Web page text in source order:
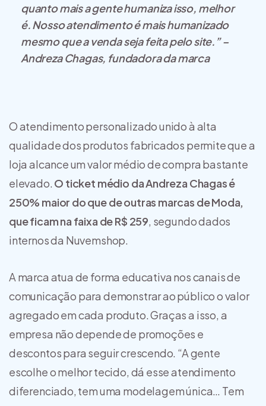
quanto mais a gente humaniza isso, melhor
é. Nosso atendimento é mais humanizado
mesmo que a venda seja feita pelo site.” –
Andreza Chagas, fundadora da marca
O atendimento personalizado unido à alta
qualidade dos produtos fabricados permite que a
loja alcance um valor médio de compra bastante
elevado. O ticket médio da Andreza Chagas é
250% maior do que de outras marcas de Moda,
que ficam na faixa de R$ 259, segundo dados
internos da Nuvemshop.
A marca atua de forma educativa nos canais de
comunicação para demonstrar ao público o valor
agregado em cada produto. Graças a isso, a
empresa não depende de promoções e
descontos para seguir crescendo. “A gente
escolhe o melhor tecido, dá esse atendimento
diferenciado, tem uma modelagem única… Tem